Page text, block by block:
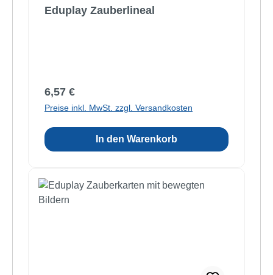
Eduplay Zauberlineal
Regulärer Preis:
6,57 €
Preise inkl. MwSt. zzgl. Versandkosten
In den Warenkorb